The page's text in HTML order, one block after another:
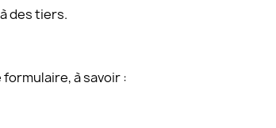
des tiers.
à savoir :